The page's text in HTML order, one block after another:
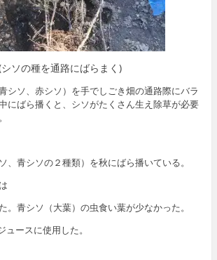
ソの種を通路にばらまく)
シソ、赤シソ）を手でしごき畑の通路際にバラ
にばら播くと、シソがたくさん生え除草が必要
、青シソの２種類）を秋にばら播いている。
青シソ（大葉）の虫食い葉が少なかった。
ースに使用した。